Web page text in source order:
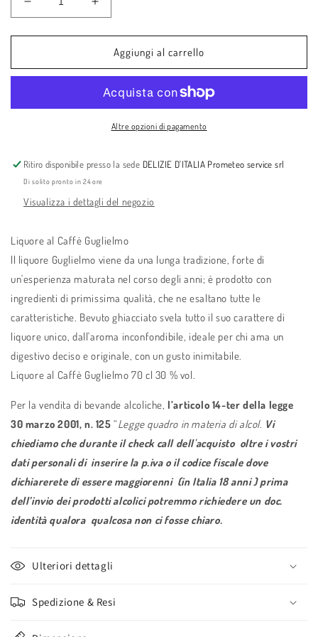
Diminuisci
quantità
per
al
Aumenta
quantità
per
Liquore
al
Guglielmo
Aggiungi al carrello
Altre opzioni di pagamento
Ritiro disponibile presso la sede DELIZIE D'ITALIA Prometeo service srl
Di solito pronto in 24 ore
Visualizza i dettagli del negozio
Liquore al Caffè Guglielmo
ll liquore Guglielmo viene da una lunga tradizione, forte di
un'esperienza maturata nel corso degli anni; è prodotto con
ingredienti di primissima qualità, che ne esaltano tutte le
caratteristiche. Bevuto ghiacciato svela tutto il suo carattere di
liquore unico, dall'aroma inconfondibile, ideale per chi ama un
digestivo deciso e originale, con un gusto inimitabile.
Liquore al Caffè Guglielmo 70 cl 30 % vol.
Per la vendita di bevande alcoliche, l’articolo 14-ter della legge
30 marzo 2001, n. 125 “Legge quadro in materia di alcol. Vi
chiediamo che durante il check call dell'acquistooltre i vostri
dati personali di inserire la p.iva o il codice fiscale dove
dichiarerete di essere maggiorenni (in Italia 18 anni )prima
dell’invio dei prodotti alcolici potremmo richiedere un doc.
identità qualora qualcosa non ci fosse chiaro.
Ulteriori dettagli
Spedizione & Resi